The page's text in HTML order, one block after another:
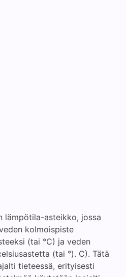
lämpötila-asteikko, jossa
kolmoispiste
(tai °C) ja veden
(tai °). C). Tätä
tieteessä, erityisesti